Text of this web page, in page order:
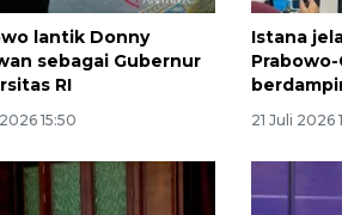
lantik Donny
sebagai Gubernur
RI
15:50
Istana
21 Juli 2026